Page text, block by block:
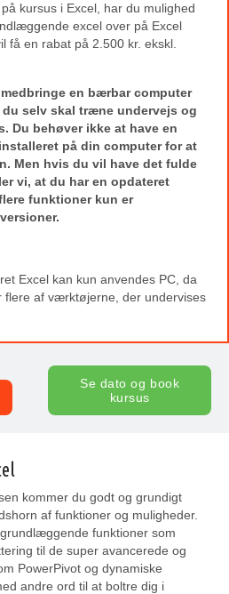
kursus i Excel, har du mulighed
excel over på Excel
få en rabat på 2.500 kr. ekskl.
en bærbar computer
du selv skal træne undervejs og
Du behøver ikke at have en
på din computer for at
Men hvis du vil have det fulde
vi, at du har en opdateret
funktioner kun er
Excel kan kun anvendes PC, da
flere af værktøjerne, der undervises
Se dato og book
kursus
kommer du godt og grundigt
af funktioner og muligheder.
funktioner som
til de super avancerede og
PowerPivot og dynamiske
andre ord til at boltre dig i